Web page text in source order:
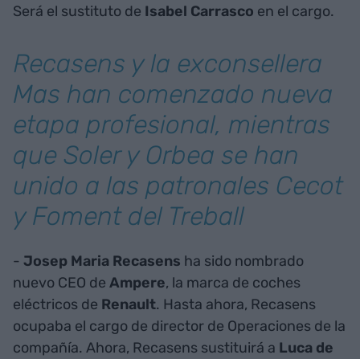
Será el sustituto de Isabel Carrasco en el cargo.
Recasens y la exconsellera
Mas han comenzado nueva
etapa profesional, mientras
que Soler y Orbea se han
unido a las patronales Cecot
y Foment del Treball
- Josep Maria Recasens ha sido nombrado
nuevo CEO de Ampere, la marca de coches
eléctricos de Renault. Hasta ahora, Recasens
ocupaba el cargo de director de Operaciones de la
compañía. Ahora, Recasens sustituirá a Luca de